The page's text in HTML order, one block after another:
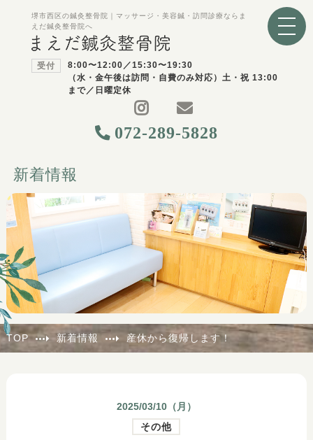
堺市西区の鍼灸整骨院｜マッサージ・美容鍼・訪問診療ならま
えだ鍼灸整骨院へ
受付
8:00〜12:00／15:30〜19:30
（水・金午後は訪問・自費のみ対応）土・祝 13:00
まで／日曜定休
072-289-5828
新着情報
TOP 新着情報 産休から復帰します！
2025/03/10（ 月 ）
その他